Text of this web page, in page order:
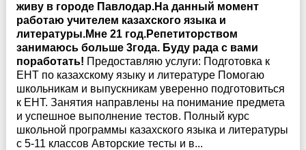
живу в городе Павлодар.На данный момент
работаю учителем казахского языка и
литературы.Мне 21 год.Репетиторством
занимаюсь больше 3года. Буду рада с вами
поработать! Предоставляю услуги: Подготовка к
ЕНТ по казахскому языку и литературе Помогаю
школьникам и выпускникам уверенно подготовиться
к ЕНТ. Занятия направлены на понимание предмета
и успешное выполнение тестов. Полный курс
школьной программы казахского языка и литературы
с 5-11 классов Авторские тесты и в...